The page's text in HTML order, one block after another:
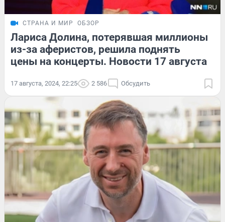
СТРАНА И МИР ОБЗОР
Лариса Долина, потерявшая миллионы
из-за аферистов, решила поднять
цены на концерты. Новости 17 августа
17 августа, 2024, 22:25 2 586 Обсудить